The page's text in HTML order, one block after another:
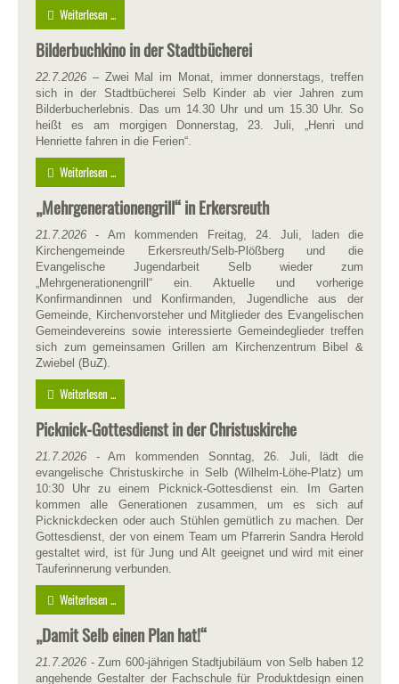
Weiterlesen ...
Bilderbuchkino in der Stadtbücherei
22.7.2026 – Zwei Mal im Monat, immer donnerstags, treffen
sich in der Stadtbücherei Selb Kinder ab vier Jahren zum
Bilderbucherlebnis. Das um 14.30 Uhr und um 15.30 Uhr. So
heißt es am morgigen Donnerstag, 23. Juli, „Henri und
Henriette fahren in die Ferien“.
Weiterlesen ...
„Mehrgenerationengrill“ in Erkersreuth
21.7.2026 - Am kommenden Freitag, 24. Juli, laden die
Kirchengemeinde Erkersreuth/Selb-Plößberg und die
Evangelische Jugendarbeit Selb wieder zum
„Mehrgenerationengrill“ ein. Aktuelle und vorherige
Konfirmandinnen und Konfirmanden, Jugendliche aus der
Gemeinde, Kirchenvorsteher und Mitglieder des Evangelischen
Gemeindevereins sowie interessierte Gemeindeglieder treffen
sich zum gemeinsamen Grillen am Kirchenzentrum Bibel &
Zwiebel (BuZ).
Weiterlesen ...
Picknick-Gottesdienst in der Christuskirche
21.7.2026 - Am kommenden Sonntag, 26. Juli, lädt die
evangelische Christuskirche in Selb (Wilhelm-Löhe-Platz) um
10:30 Uhr zu einem Picknick-Gottesdienst ein. Im Garten
kommen alle Generationen zusammen, um es sich auf
Picknickdecken oder auch Stühlen gemütlich zu machen. Der
Gottesdienst, der von einem Team um Pfarrerin Sandra Herold
gestaltet wird, ist für Jung und Alt geeignet und wird mit einer
Tauferinnerung verbunden.
Weiterlesen ...
„Damit Selb einen Plan hat!“
21.7.2026 - Zum 600-jährigen Stadtjubiläum von Selb haben 12
angehende Gestalter der Fachschule für Produktdesign einen